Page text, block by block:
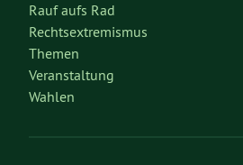
Rauf aufs Rad
Rechtsextremismus
Themen
Veranstaltung
Wahlen